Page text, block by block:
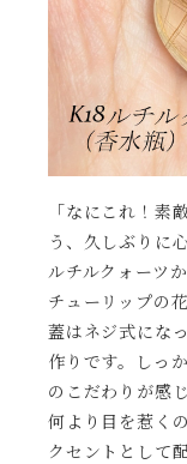
「なにこれ！素
う、久しぶりに
ルチルクォーツ
チューリップの
蓋はネジ式にな
作りです。しっ
のこだわりが感
何より目を惹く
クセントとして